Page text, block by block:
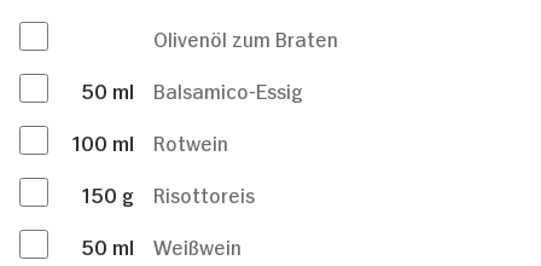
Olivenöl zum Braten
50 ml
Balsamico-Essig
100 ml
Rotwein
150 g
Risottoreis
50 ml
Weißwein